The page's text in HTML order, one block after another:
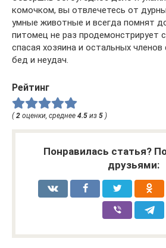
комочком, вы отвлечетесь от
умные животные и всегда помнят
питомец не раз продемонстрирует
спасая хозяина и остальных
бед и неудач.
Рейтинг
(2 оценки, среднее 4.5 из 5 )
Понравилась статья?
друзьями: